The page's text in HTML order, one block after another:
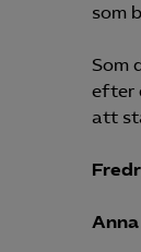
som
Som
efter
att